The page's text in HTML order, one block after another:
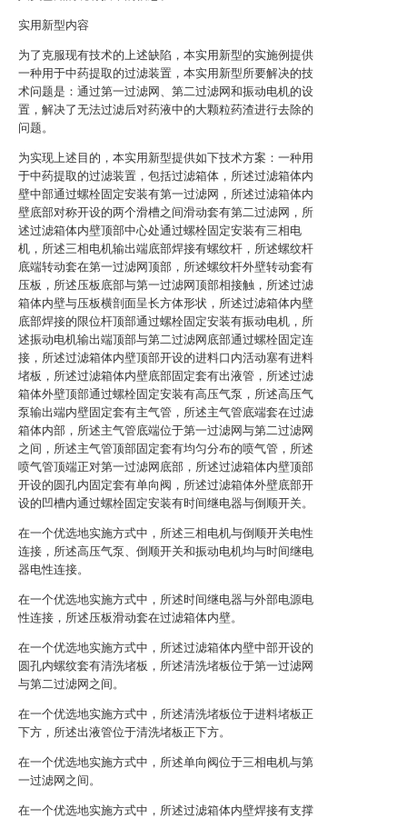
实用新型内容
为了克服现有技术的上述缺陷，本实用新型的实施例提供
一种用于中药提取的过滤装置，本实用新型所要解决的技
术问题是：通过第一过滤网、第二过滤网和振动电机的设
置，解决了无法过滤后对药液中的大颗粒药渣进行去除的
问题。
为实现上述目的，本实用新型提供如下技术方案：一种用
于中药提取的过滤装置，包括过滤箱体，所述过滤箱体内
壁中部通过螺栓固定安装有第一过滤网，所述过滤箱体内
壁底部对称开设的两个滑槽之间滑动套有第二过滤网，所
述过滤箱体内壁顶部中心处通过螺栓固定安装有三相电
机，所述三相电机输出端底部焊接有螺纹杆，所述螺纹杆
底端转动套在第一过滤网顶部，所述螺纹杆外壁转动套有
压板，所述压板底部与第一过滤网顶部相接触，所述过滤
箱体内壁与压板横剖面呈长方体形状，所述过滤箱体内壁
底部焊接的限位杆顶部通过螺栓固定安装有振动电机，所
述振动电机输出端顶部与第二过滤网底部通过螺栓固定连
接，所述过滤箱体内壁顶部开设的进料口内活动塞有进料
堵板，所述过滤箱体内壁底部固定套有出液管，所述过滤
箱体外壁顶部通过螺栓固定安装有高压气泵，所述高压气
泵输出端内壁固定套有主气管，所述主气管底端套在过滤
箱体内部，所述主气管底端位于第一过滤网与第二过滤网
之间，所述主气管顶部固定套有均匀分布的喷气管，所述
喷气管顶端正对第一过滤网底部，所述过滤箱体内壁顶部
开设的圆孔内固定套有单向阀，所述过滤箱体外壁底部开
设的凹槽内通过螺栓固定安装有时间继电器与倒顺开关。
在一个优选地实施方式中，所述三相电机与倒顺开关电性
连接，所述高压气泵、倒顺开关和振动电机均与时间继电
器电性连接。
在一个优选地实施方式中，所述时间继电器与外部电源电
性连接，所述压板滑动套在过滤箱体内壁。
在一个优选地实施方式中，所述过滤箱体内壁中部开设的
圆孔内螺纹套有清洗堵板，所述清洗堵板位于第一过滤网
与第二过滤网之间。
在一个优选地实施方式中，所述清洗堵板位于进料堵板正
下方，所述出液管位于清洗堵板正下方。
在一个优选地实施方式中，所述单向阀位于三相电机与第
一过滤网之间。
在一个优选地实施方式中，所述过滤箱体内壁焊接有支撑